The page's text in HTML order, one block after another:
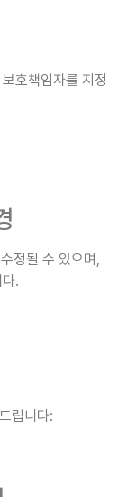
호책임자를 지정
정될 수 있으며,
.
립니다: